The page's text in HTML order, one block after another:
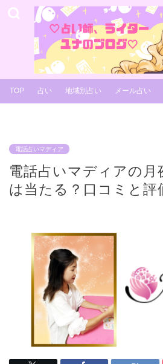
TOP 占い 地域別占い メール占い
電話占いマディア
電話占いマディアの月
は当たる？口コミと評